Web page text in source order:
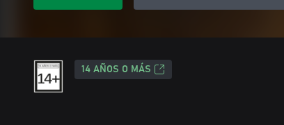
14 AÑOS O MÁS